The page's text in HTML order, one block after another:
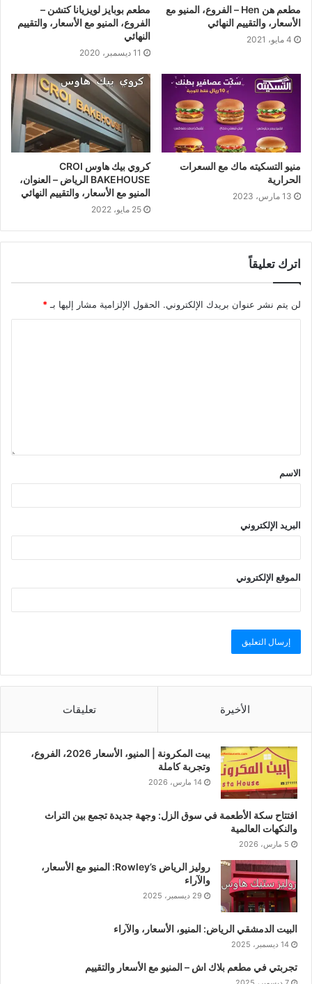
مطعم هن Hen – الفروع، المنيو مع
الأسعار، والتقييم النهائي
4 مايو، 2021
مطعم بوبايز لويزيانا كتشن –
الفروع، المنيو مع الأسعار، والتقييم
النهائي
11 ديسمبر، 2020
منيو التسكيته ماك مع السعرات
الحرارية
13 مارس، 2023
كروي بيك هاوس CROI
BAKEHOUSE الرياض – العنوان،
المنيو مع الأسعار، والتقييم النهائي
25 مايو، 2022
اترك تعليقاً
لن يتم نشر عنوان بريدك الإلكتروني. الحقول الإلزامية مشار إليها بـ *
الاسم
البريد الإلكتروني
الموقع الإلكتروني
الأخيرة تعليقات
بيت المكرونة | المنيو، الأسعار 2026، الفروع،
وتجربة كاملة
14 مارس، 2026
افتتاح سكة الأطعمة في سوق الزل: وجهة جديدة تجمع بين التراث
والنكهات العالمية
5 مارس، 2026
روليز الرياض Rowley’s: المنيو مع الأسعار،
والآراء
29 ديسمبر، 2025
البيت الدمشقي الرياض: المنيو، الأسعار، والآراء
14 ديسمبر، 2025
تجربتي في مطعم بلاك اش – المنيو مع الأسعار والتقييم